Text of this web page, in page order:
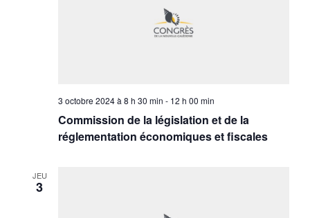
Commission de la législation et de la
réglementation économiques et fiscales
3 octobre 2024 à 8 h 30 min - 12 h 00 min
JEU
3